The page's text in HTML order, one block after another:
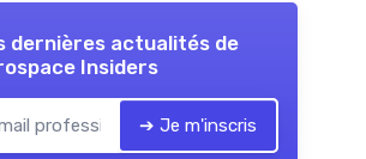
dernières actualités de
Insiders
➔ Je m'inscris